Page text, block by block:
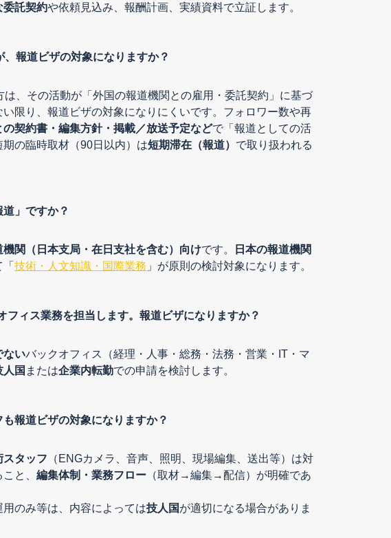
委託契約や依頼見込み、報酬計画、実績資料で立証します。
報道ビザの対象になりますか？
、その活動が「外国の報道機関との雇用・委託契約」に基づ
限り、報道ビザの対象になりにくいです。フォロワー数や再
契約書・編集方針・掲載／放送予定などで「報道としての活
の臨時取材（90日以内）は短期滞在（報道） で取り扱われる
」ですか？
関（日本支局・在日支社を含む）向けです。
日本の報道機関
技術・人文知識・国際業務 」が原則の検討対象になります。
フィス業務を担当します。報道ビザになりますか？
ないバックオフィス（経理・人事・総務・法務・営業・IT・マ
人国 または企業内転勤での申請を検討します。
報道ビザの対象になりますか？
スタッフ （ENGカメラ、音声、照明、現場編集、送出等）は対
と、 編集体制・業務フロー （取材→編集→配信）が明確であ
のみ等は、内容によっては技人国が適切になる場合がありま